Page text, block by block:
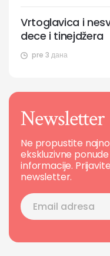
pre 3 дана
Vrtoglavica i
dece i tinejdžera
Newsletter
Ne propustite
ekskluzivne
informacije.
newsletter.